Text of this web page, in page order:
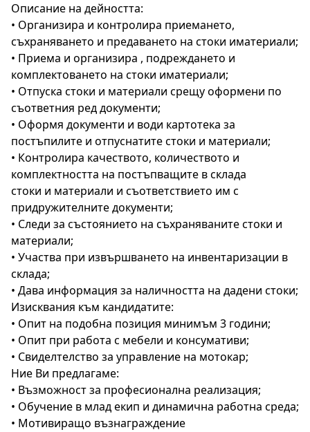
Описание на дейността:
• Организира и контролира приемането,
съхраняването и предаването на стоки иматериали;
• Приема и организира , подреждането и
комплектоването на стоки иматериали;
• Отпуска стоки и материали срещу оформени по
съответния ред документи;
• Оформя документи и води картотека за
постъпилите и отпуснатите стоки и материали;
• Контролира качеството, количеството и
комплектността на постъпващите в склада
стоки и материали и съответствието им с
придружителните документи;
• Следи за състоянието на съхраняваните стоки и
материали;
• Участва при извършването на инвентаризации в
склада;
• Дава информация за наличността на дадени стоки;
Изисквания към кандидатите:
• Опит на подобна позиция минимъм 3 години;
• Опит при работа с мебели и консумативи;
• Свиделтелство за управление на мотокар;
Ние Ви предлагаме:
• Възможност за професионална реализация;
• Обучение в млад екип и динамична работна среда;
• Мотивиращо възнаграждение